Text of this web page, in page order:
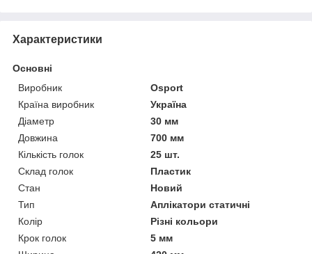
Характеристики
Основні
Виробник
Osport
Країна виробник
Україна
Діаметр
30 мм
Довжина
700 мм
Кількість голок
25 шт.
Склад голок
Пластик
Стан
Новий
Тип
Аплікатори статичні
Колір
Різні кольори
Крок голок
5 мм